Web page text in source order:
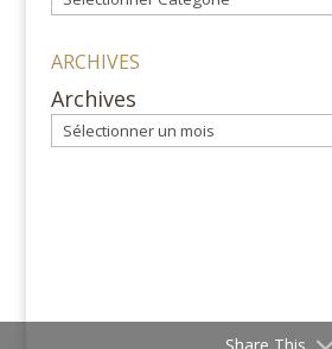
ARCHIVES
Archives